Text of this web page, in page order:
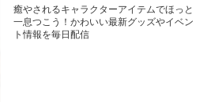
癒やされるキャラクターアイテムでほっと
一息つこう！かわいい最新グッズやイベン
ト情報を毎日配信